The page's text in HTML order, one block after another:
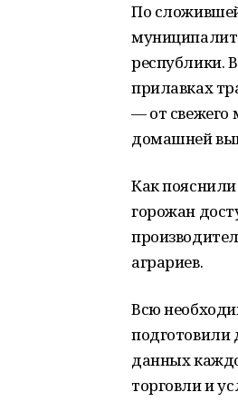
По
республики.
прилавках
— от свежего
домашней
Как
горожан
аграриев.
Всю
подготовили
данных
торговли и